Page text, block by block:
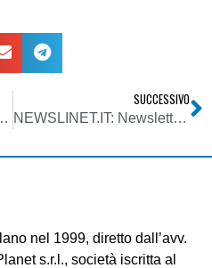
761 del 02/07/2014
SUCCESSIVO
NEWSLINET.IT: Newsletter n. 763 del 16/07/2014
nel 1999, diretto dall’avv.
s.r.l., società iscritta al